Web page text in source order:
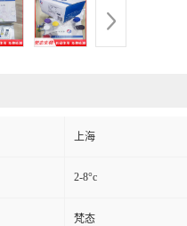
上海
2-8°c
梵态